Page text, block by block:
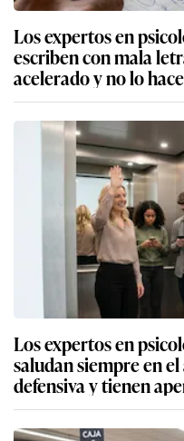
Los expertos en
escriben con mala
acelerado y no lo
Los expertos en
saludan siempre en
defensiva y tienen